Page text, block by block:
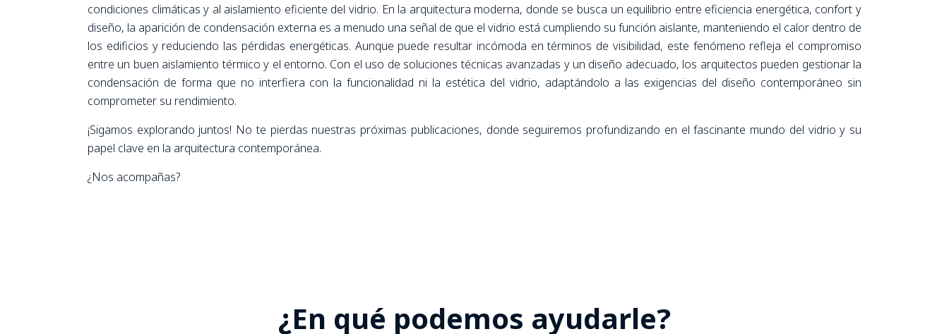
condiciones climáticas y al aislamiento eficiente del vidrio. En la arquitectura moderna, donde se busca un equilibrio entre eficiencia energética, confort y
diseño, la aparición de condensación externa es a menudo una señal de que el vidrio está cumpliendo su función aislante, manteniendo el calor dentro de
los edificios y reduciendo las pérdidas energéticas. Aunque puede resultar incómoda en términos de visibilidad, este fenómeno refleja el compromiso
entre un buen aislamiento térmico y el entorno. Con el uso de soluciones técnicas avanzadas y un diseño adecuado, los arquitectos pueden gestionar la
condensación de forma que no interfiera con la funcionalidad ni la estética del vidrio, adaptándolo a las exigencias del diseño contemporáneo sin
comprometer su rendimiento.
¡Sigamos explorando juntos! No te pierdas nuestras próximas publicaciones, donde seguiremos profundizando en el fascinante mundo del vidrio y su
papel clave en la arquitectura contemporánea.
¿Nos acompañas?
¿En qué podemos ayudarle?